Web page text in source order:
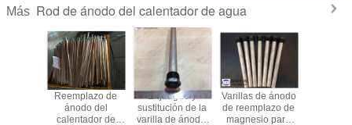
Más Rod de ánodo del calentador de agua
Reemplazo de
ánodo del
calentador de
Enjuague y
sustitución de la
varilla de ánodo,
Varillas de ánodo
de reemplazo de
magnesio para